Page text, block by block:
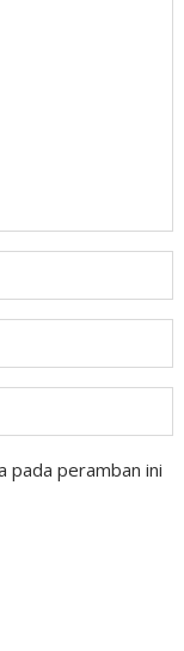
pada peramban ini